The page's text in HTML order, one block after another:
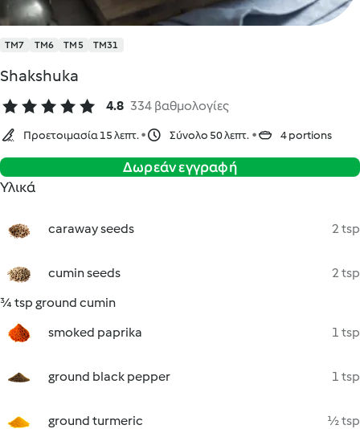
TM7 TM6 TM5 TM31
Shakshuka
4.8 334 βαθμολογίες
Προετοιμασία 15 λεπτ. Σύνολο 50 λεπτ. 4 portions
Δωρεάν εγγραφή
Υλικά
caraway seeds 2 tsp
cumin seeds
2 tsp
¾ tsp ground cumin
smoked paprika
1 tsp
ground black pepper 1 tsp
ground turmeric ½ tsp